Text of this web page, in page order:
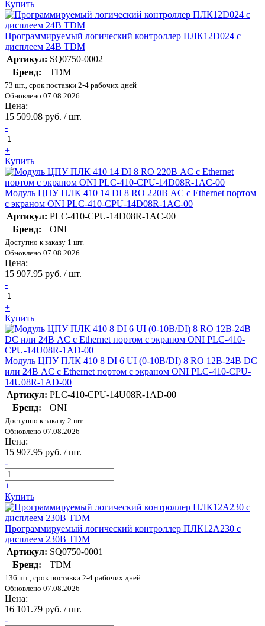
Купить
Программируемый логический контроллер ПЛК12D024 с
дисплеем 24В TDM
Артикул: SQ0750-0002
Бренд:
TDM
73 шт., срок поставки 2-4 рабочих дней
Обновлено 07.08.2026
Цена:
15 509.08 руб. / шт.
-
+
Купить
Модуль ЦПУ ПЛК 410 14 DI 8 RO 220В AC с Ethernet портом
с экраном ONI PLC-410-CPU-14D08R-1AC-00
Артикул: PLC-410-CPU-14D08R-1AC-00
Бренд:
ONI
Доступно к заказу 1 шт.
Обновлено 07.08.2026
Цена:
15 907.95 руб. / шт.
-
+
Купить
Модуль ЦПУ ПЛК 410 8 DI 6 UI (0-10В/DI) 8 RO 12В-24В DC
или 24В AC с Ethernet портом с экраном ONI PLC-410-CPU-
14U08R-1AD-00
Артикул: PLC-410-CPU-14U08R-1AD-00
Бренд:
ONI
Доступно к заказу 2 шт.
Обновлено 07.08.2026
Цена:
15 907.95 руб. / шт.
-
+
Купить
Программируемый логический контроллер ПЛК12A230 с
дисплеем 230В TDM
Артикул: SQ0750-0001
Бренд:
TDM
136 шт., срок поставки 2-4 рабочих дней
Обновлено 07.08.2026
Цена:
16 101.79 руб. / шт.
-